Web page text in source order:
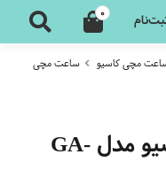
0
مچی کاسیو
ساعت مچی
ساعت مچی دیجیتال کاسیو مدل GA-